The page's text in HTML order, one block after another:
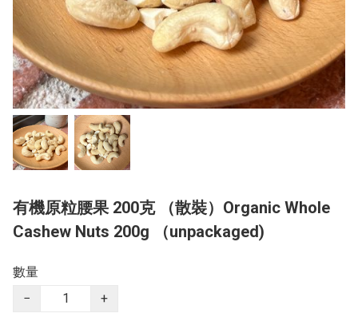
有機原粒腰果 200克 （散裝）Organic Whole
Cashew Nuts 200g （unpackaged)
數量
−
+